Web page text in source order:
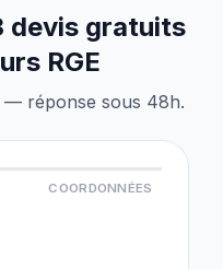
devis gratuits
RGE
— réponse sous 48h.
COORDONNÉES